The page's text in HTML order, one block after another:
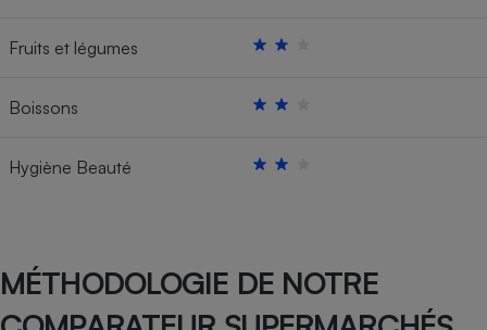
Fruits et légumes
Boissons
Hygiène Beauté
MÉTHODOLOGIE DE NOTRE